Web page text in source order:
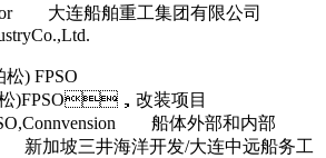
大连船舶重工集团有限公司
) FPSO
松)FPSO，改装项目
船体外部和内部
新加坡三井海洋开发/大连中远船务工